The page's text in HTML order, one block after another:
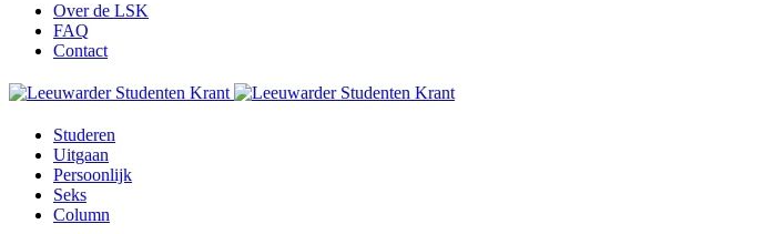
Over de LSK
FAQ
Contact
Menu
Studeren
Uitgaan
Persoonlijk
Seks
Column